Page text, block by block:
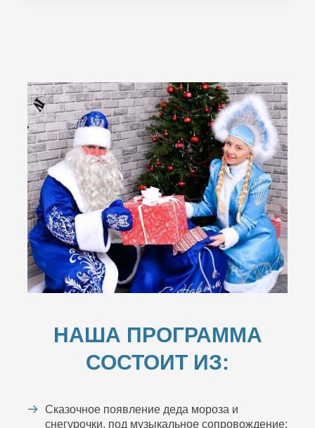
НАША ПРОГРАММА
СОСТОИТ ИЗ:
Сказочное появление деда мороза и
снегурочки, под музыкальное сопровождение;